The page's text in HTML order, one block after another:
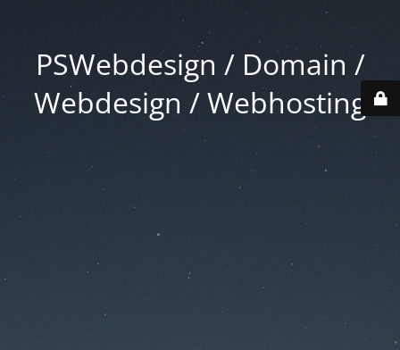
PSWebdesign / Domain /
Webdesign / Webhosting